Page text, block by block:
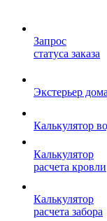
Запрос
статуса заказа
Экстерьер
Калькулятор
Калькулятор
расчета кровли
Калькулятор
расчета забора